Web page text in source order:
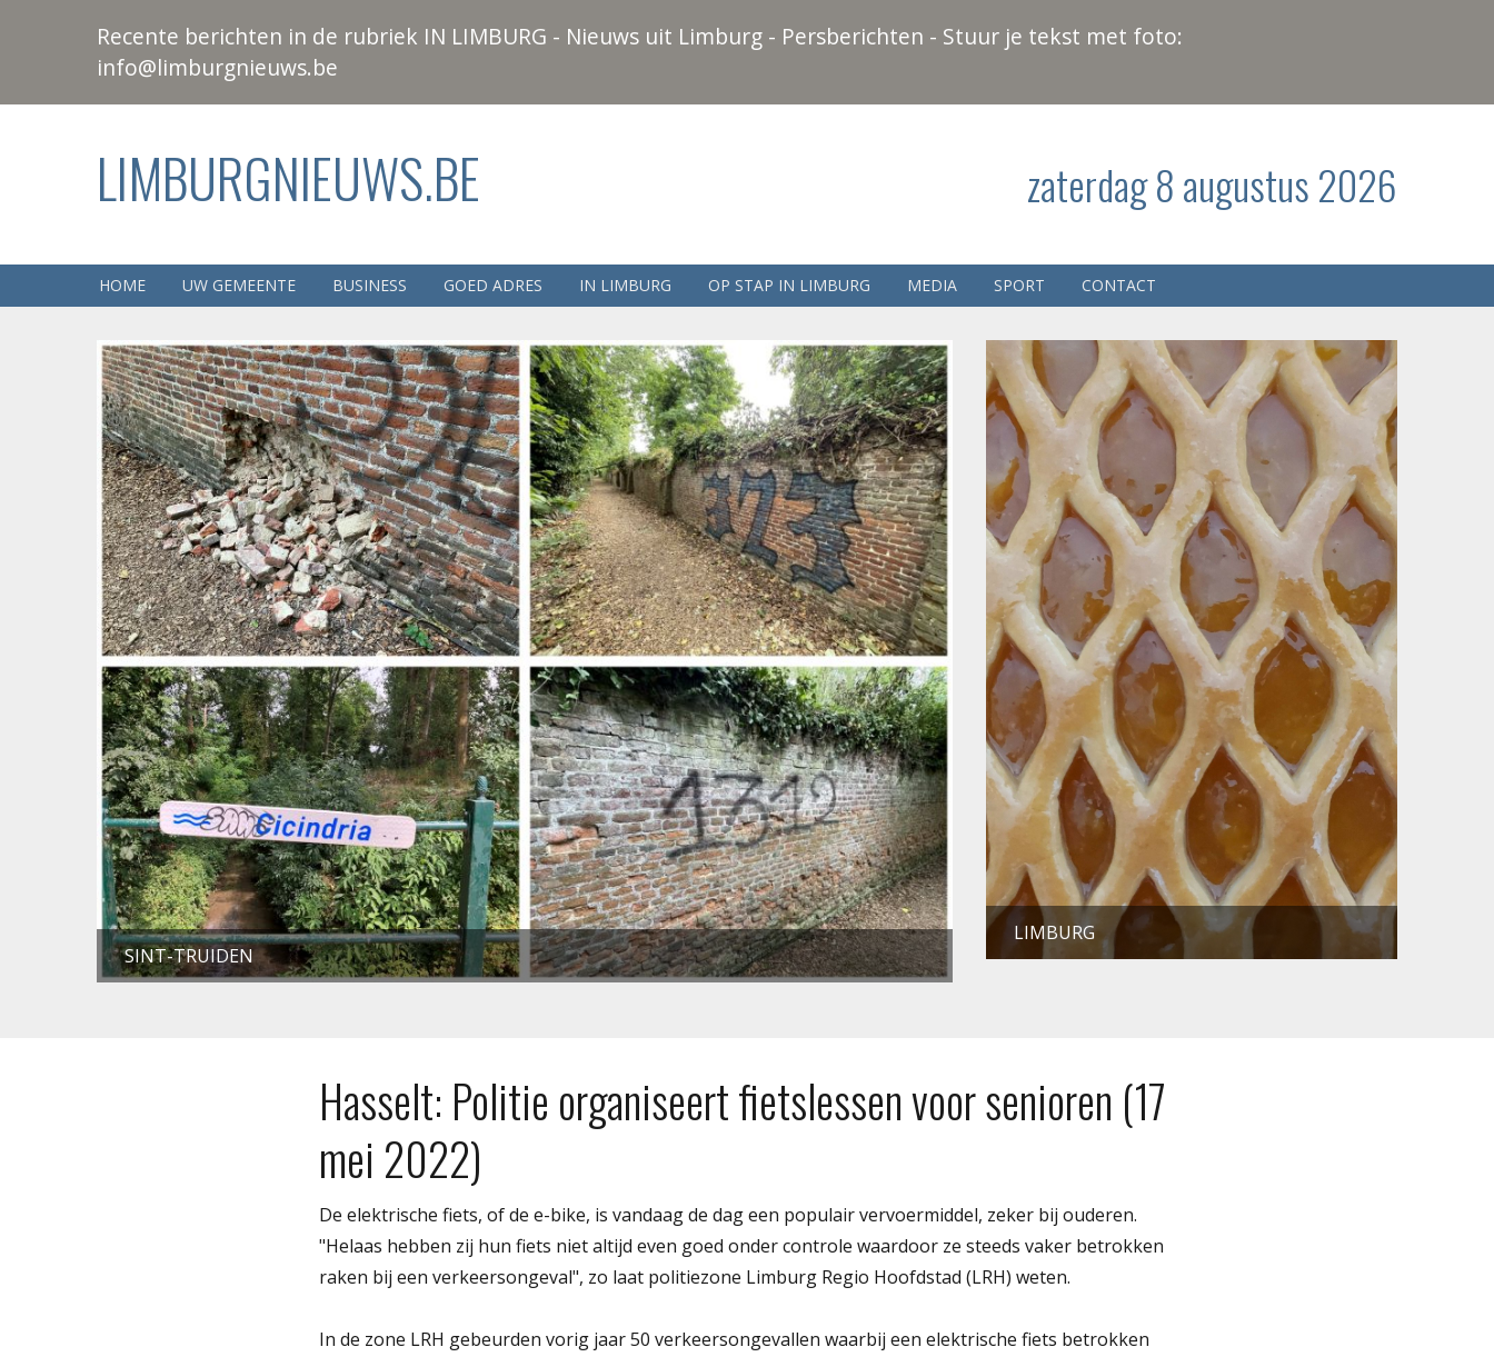
Recente berichten in de rubriek IN LIMBURG - Nieuws uit Limburg - Persberichten - Stuur je tekst met foto:
info@limburgnieuws.be
LIMBURGNIEUWS.BE zaterdag 8 augustus 2026
HOME UW GEMEENTE BUSINESS GOED ADRES IN LIMBURG OP STAP IN LIMBURG MEDIA SPORT CONTACT
SINT-TRUIDEN
LIMBURG
Hasselt: Politie organiseert fietslessen voor senioren (17
mei 2022)
De elektrische fiets, of de e-bike, is vandaag de dag een populair vervoermiddel, zeker bij ouderen.
"Helaas hebben zij hun fiets niet altijd even goed onder controle waardoor ze steeds vaker betrokken
raken bij een verkeersongeval", zo laat politiezone Limburg Regio Hoofdstad (LRH) weten.
In de zone LRH gebeurden vorig jaar 50 verkeersongevallen waarbij een elektrische fiets betrokken